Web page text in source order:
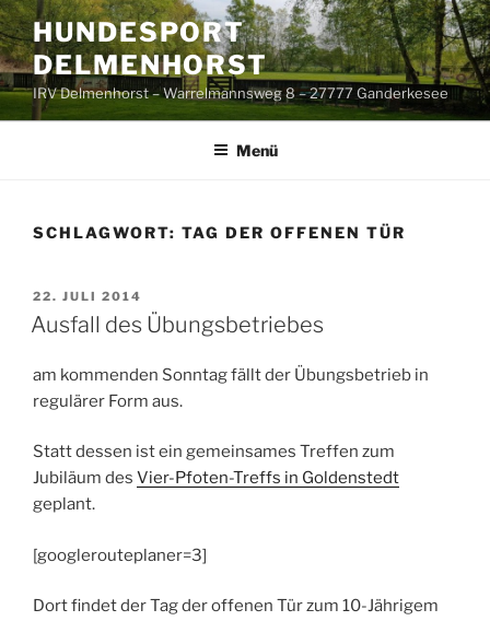
Zum
Inhalt
springen
HUNDESPORT
DELMENHORST
IRV Delmenhorst – Warrelmannsweg 8 – 27777 Ganderkesee
Menü
SCHLAGWORT: TAG DER OFFENEN TÜR
VERÖFFENTLICHT
AM
22. JULI 2014
Ausfall des Übungsbetriebes
am kommenden Sonntag fällt der Übungsbetrieb in
regulärer Form aus.
Statt dessen ist ein gemeinsames Treffen zum
Jubiläum des Vier-Pfoten-Treffs in Goldenstedt
geplant.
[googlerouteplaner=3]
Dort findet der Tag der offenen Tür zum 10-Jährigem